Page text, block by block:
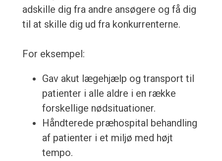
adskille dig fra andre ansøgere og få dig
til at skille dig ud fra konkurrenterne.
For eksempel:
Gav akut lægehjælp og transport til
patienter i alle aldre i en række
forskellige nødsituationer.
Håndterede præhospital behandling
af patienter i et miljø med højt
tempo.